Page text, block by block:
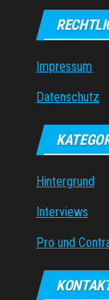
Impressum
Datenschutz
Hintergrund
Interviews
Pro und